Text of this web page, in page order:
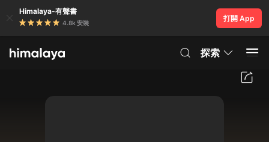
Himalaya-有聲書
4.8k 安裝
打開 App
探索